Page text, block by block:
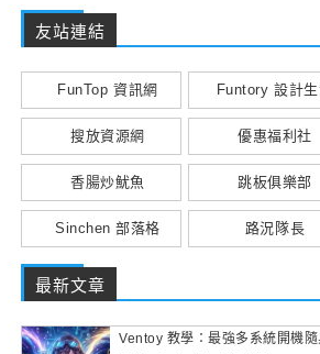
友站連結
FunTop 資訊網 Funtory 設計
搜放資源網 優惠福利社
香腸炒魷魚 跳板俱樂部
Sinchen 部落格 路況隊長
最新文章
Ventoy 教學：最強多系統開機